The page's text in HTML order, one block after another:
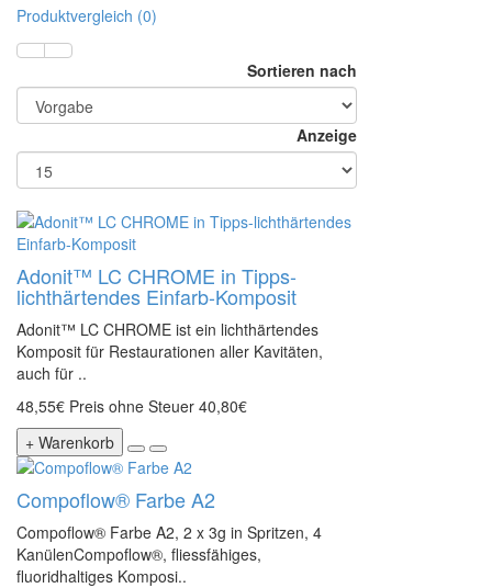
Produktvergleich (0)
Sortieren nach
Anzeige
Adonit™ LC CHROME in Tipps-
lichthärtendes Einfarb-Komposit
Adonit™ LC CHROME ist ein lichthärtendes
Komposit für Restaurationen aller Kavitäten,
auch für ..
48,55€ Preis ohne Steuer 40,80€
+ Warenkorb
Compoflow® Farbe A2
Compoflow® Farbe A2, 2 x 3g in Spritzen, 4
KanülenCompoflow®, fliessfähiges,
fluoridhaltiges Komposi..